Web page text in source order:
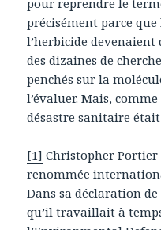
précisément parce que
l’herbicide devenaient
des dizaines de
penchés sur la
l’évaluer. Mais,
désastre sanitaire
[1] Christopher Portier
renommée
Dans sa déclaration
qu’il travaillait à